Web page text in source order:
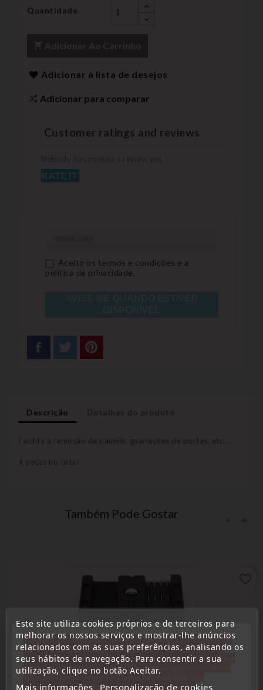
Quantidade
Adicionar à lista de desejos
Adicionar para comparar
Customer ratings and reviews
RATE IT
Aceito os termos e condições e a
política de privacidade.
Descrição
Facilita a remoção de painéis, guarnições de portas, etc...
4 peças no total
Também Pode Gostar
Este site utiliza cookies próprios e de terceiros para
melhorar os nossos serviços e mostrar-lhe anúncios
relacionados com as suas preferências, analisando os
seus hábitos de navegação. Para consentir a sua
utilização, clique no botão Aceitar.
Mais informações Personalização de cookies
« Attention, notre société sera fermée pour congés du
10 aout au 1 septembre inclus. Pour cette raison les
commandes sont traitées jusqu'au 7 aout 14H00. Pour
le service réparation nous devons réceptionner votre
télécommande avant le 6 aout pour qu'elle soit
réexpédiée avant le 7 aout. Merci pour votre